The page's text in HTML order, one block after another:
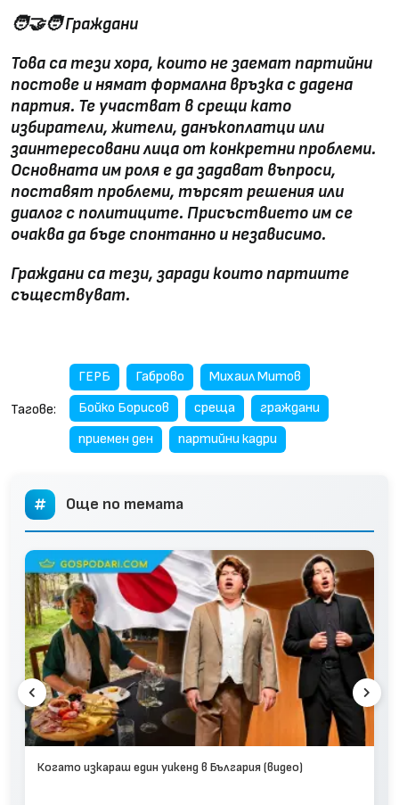
🧑‍🤝‍🧑Граждани
Това са тези хора, които не заемат партийни
постове и нямат формална връзка с дадена
партия. Те участват в срещи като
избиратели, жители, данъкоплатци или
заинтересовани лица от конкретни проблеми.
Основната им роля е да задават въпроси,
поставят проблеми, търсят решения или
диалог с политиците. Присъствието им се
очаква да бъде спонтанно и независимо.
Граждани са тези, заради които партиите
съществуват.
Тагове:
ГЕРБ Габрово
Михаил Митов
Бойко Борисов
среща
граждани
приемен ден
партийни кадри
Още по темата
Когато изкараш един уикенд в България (видео)